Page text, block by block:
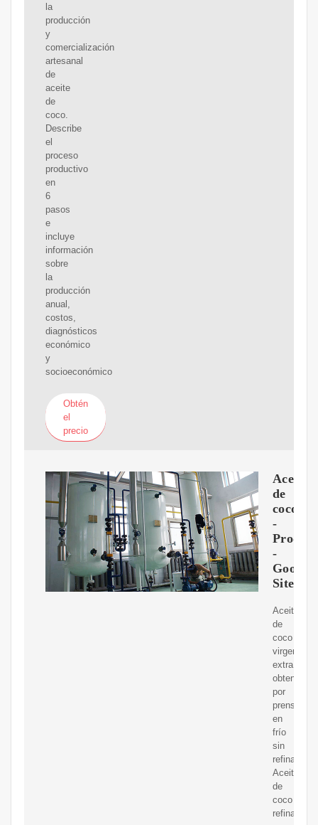
la
producción
y
comercialización
artesanal
de
aceite
de
coco.
Describe
el
proceso
productivo
en
6
pasos
e
incluye
información
sobre
la
producción
anual,
costos,
diagnósticos
económico
y
socioeconómico
Obtén
el
precio
Aceite
de
coco
-
-
Google
Sites
Aceite
de
coco
virgen
extra:
obtenido
por
prensado
en
frío
sin
refinar.
Aceite
de
coco
refinado: